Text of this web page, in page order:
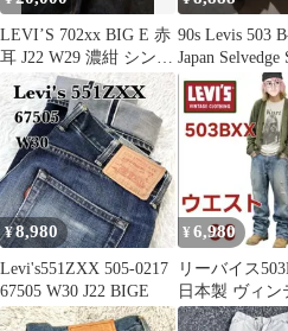
LEVI’S 702xx BIG E 赤
耳 J22 W29 濃紺 シンチ
バック
90s Levis 503
Japan Selvedge
¥8,980
Levi's551ZXX 505-0217
67505 W30 J22 BIGE
¥6,980
リーバイス
日本製 ヴィン
耳隠しリベッ